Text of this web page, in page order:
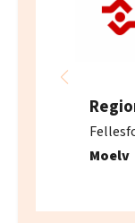
Moelv